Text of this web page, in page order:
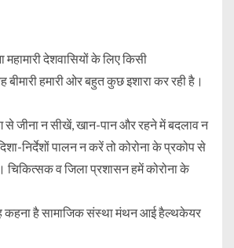
महामारी देशवासियों के लिए किसी
हमारी ओर बहुत कुछ इशारा कर रही है।
से जीना न सीखें, खान-पान और रहने में बदलाव न
निर्देशों पालन न करें तो कोरोना के प्रकोप से
व जिला प्रशासन हमें कोरोना के
कहना है सामाजिक संस्था मंथन आई हैल्थकेयर